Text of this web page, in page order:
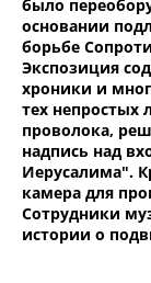
было
основании
борьбе
Экспозиция
хроники и
тех непростых
проволока,
надпись над
Иерусалима".
камера для
Сотрудники
истории о